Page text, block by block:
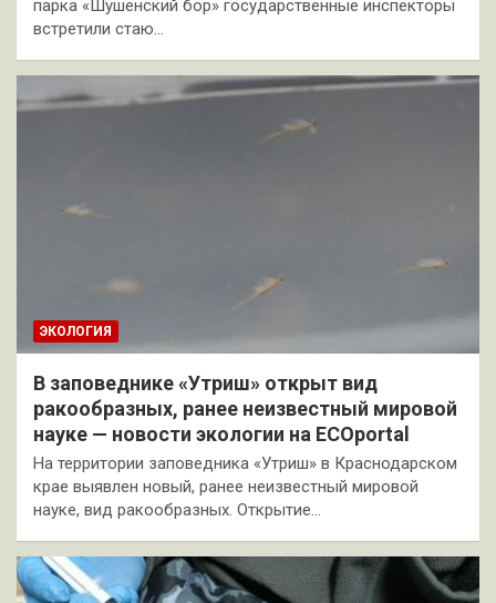
парка «Шушенский бор» государственные инспекторы
встретили стаю…
ЭКОЛОГИЯ
В заповеднике «Утриш» открыт вид
ракообразных, ранее неизвестный мировой
науке — новости экологии на ECOportal
На территории заповедника «Утриш» в Краснодарском
крае выявлен новый, ранее неизвестный мировой
науке, вид ракообразных. Открытие…